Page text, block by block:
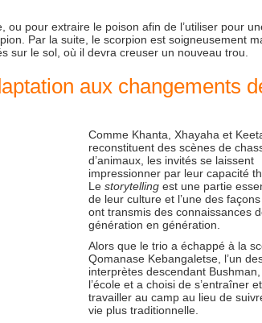
pour extraire le poison afin de l’utiliser pour
Par la suite, le scorpion est soigneusement
sur le sol, où il devra creuser un nouveau trou.
aux changements
Comme Khanta, Xhayaha et
reconstituent des scènes de
d’animaux, les invités se laissent
impressionner par leur capacité
Le storytelling est une partie
de leur culture et l’une des
ont transmis des connaissances
génération en génération.
Alors que le trio a échappé à la
Qomanase Kebangaletse, l’un
interprètes descendant
l’école et a choisi de s’entraîner
travailler au camp au lieu de
vie plus traditionnelle.